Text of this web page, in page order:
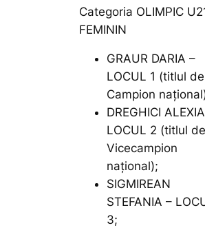
Categoria OLIMPIC
FEMININ
GRAUR DARIA –
LOCUL 1 (titlul de
Campion
DREGHICI
LOCUL 2 (titlul de
Vicecampion
național);
SIGMIREAN
STEFANIA –
3;